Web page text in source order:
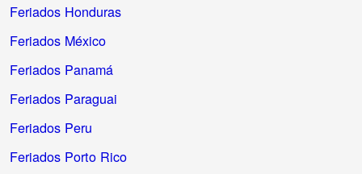
Feriados Honduras
Feriados México
Feriados Panamá
Feriados Paraguai
Feriados Peru
Feriados Porto Rico